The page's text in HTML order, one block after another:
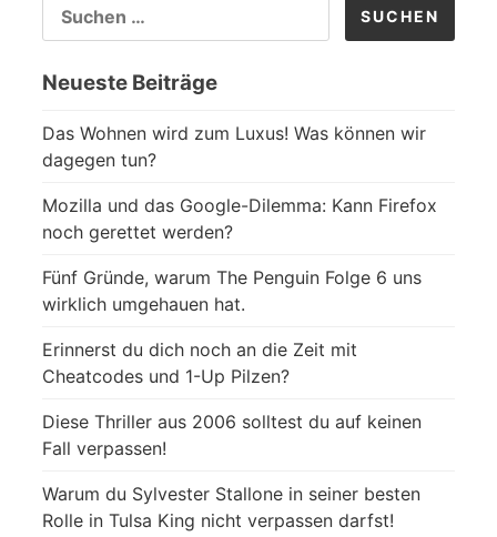
NACH:
Neueste Beiträge
Das Wohnen wird zum Luxus! Was können wir
dagegen tun?
Mozilla und das Google-Dilemma: Kann Firefox
noch gerettet werden?
Fünf Gründe, warum The Penguin Folge 6 uns
wirklich umgehauen hat.
Erinnerst du dich noch an die Zeit mit
Cheatcodes und 1-Up Pilzen?
Diese Thriller aus 2006 solltest du auf keinen
Fall verpassen!
Warum du Sylvester Stallone in seiner besten
Rolle in Tulsa King nicht verpassen darfst!